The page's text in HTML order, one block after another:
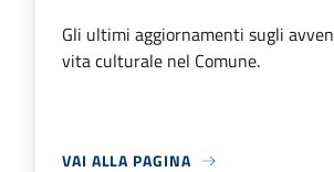
Gli ultimi aggiornamenti sugli
vita culturale nel Comune.
VAI ALLA PAGINA